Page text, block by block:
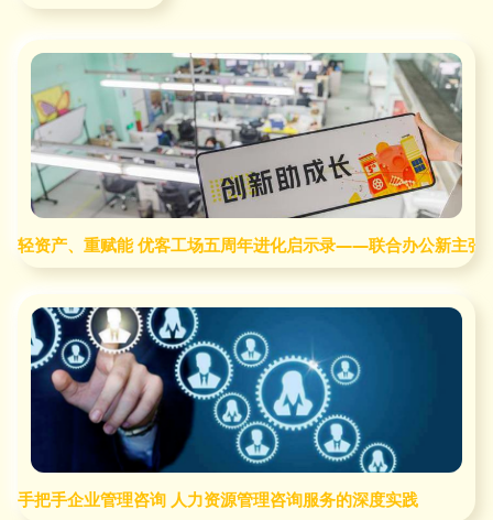
轻资产、重赋能 优客工场五周年进化启示录——联合办公新主张
手把手企业管理咨询 人力资源管理咨询服务的深度实践